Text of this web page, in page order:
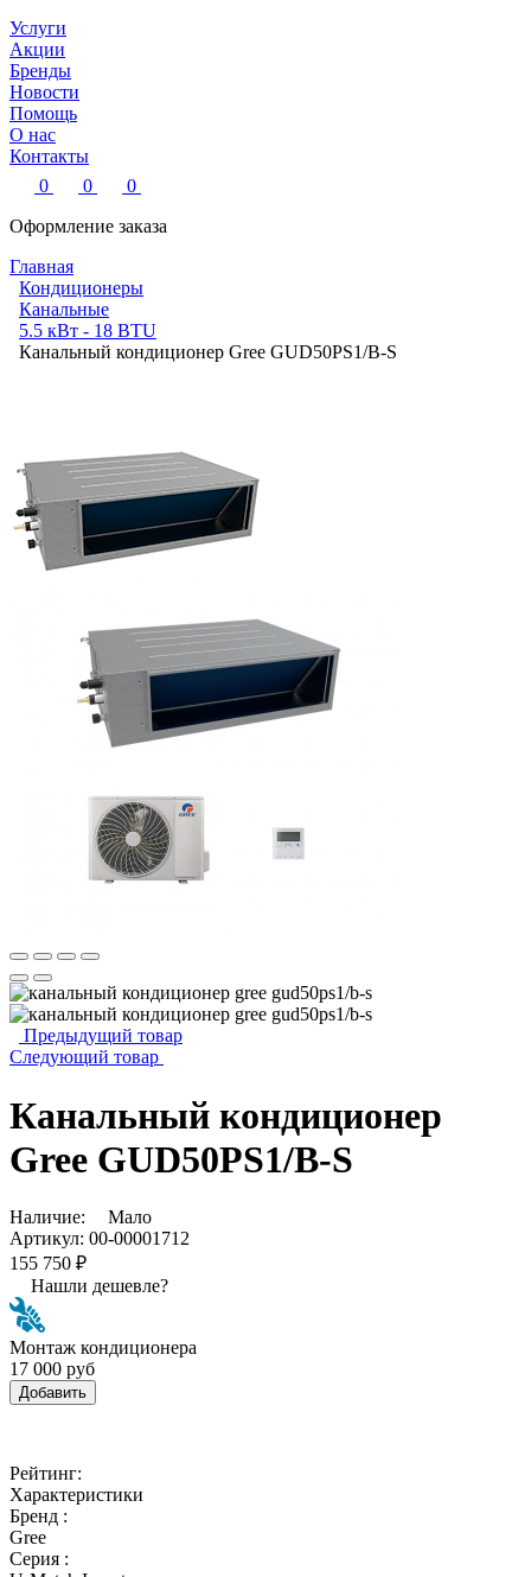
Услуги
Акции
Бренды
Новости
Помощь
О нас
Контакты
0
0
0
Оформление заказа
Главная
Кондиционеры
Канальные
5.5 кВт - 18 BTU
Канальный кондиционер Gree GUD50PS1/B-S
Предыдущий товар
Следующий товар
Канальный кондиционер
Gree GUD50PS1/B-S
Наличие:
Мало
Артикул: 00-00001712
155 750 ₽
Нашли дешевле?
Монтаж кондиционера
17 000 руб
Добавить
Рейтинг:
Характеристики
Бренд :
Gree
Серия :